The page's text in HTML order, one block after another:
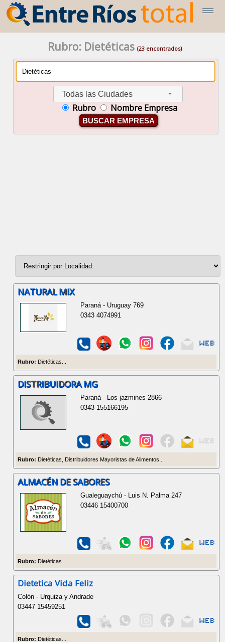
Rubro: Dietéticas (23 encontrados)
Todas las Ciudades
Rubro Nombre Empresa
BUSCAR EMPRESA
NATURAL MIX
Paraná - Uruguay 769
0343 4074991
Rubro: Dietéticas...
DISTRIBUIDORA MG
Paraná - Los jazmines 2866
0343 155166195
Rubro: Dietéticas, Distribuidores Mayoristas de Alimentos...
ALMACÉN DE SABORES
Gualeguaychú - Luis N. Palma 247
03446 15400700
Rubro: Dietéticas...
Dietetica Vida Feliz
Colón - Urquiza y Andrade
03447 15459251
Rubro: Dietéticas...